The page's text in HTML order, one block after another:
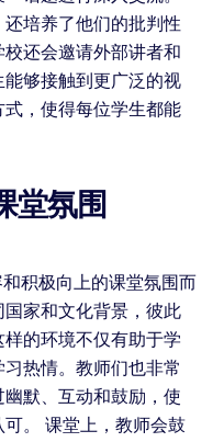
培养了他们的批判性
还会邀请外部讲者和
够接触到更广泛的视
，使得每位学生都能
堂氛围
积极向上的课堂氛围而
家和文化背景，彼此
的环境不仅有助于学
热情。教师们也非常
默、互动和鼓励，使
。 课堂上，教师会鼓